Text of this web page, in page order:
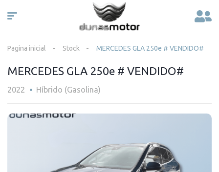
Pagina inicial Stock MERCEDES GLA 250e # VENDIDO#
MERCEDES GLA 250e # VENDIDO#
2022 Híbrido (Gasolina)